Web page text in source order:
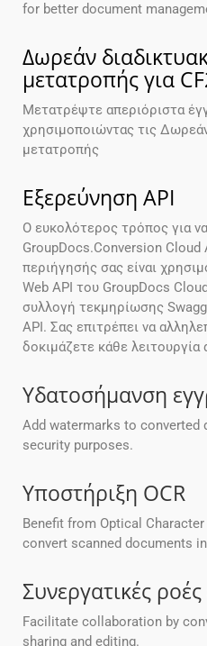
for better document
Δωρεάν
μετατροπής για
Μετατρέψτε απεριόριστα
χρησιμοποιώντας τις
μετατροπής
Εξερεύνηση API
Ο ευκολότερος τρόπος για
GroupDocs.Conversion
περιήγησής σας είναι
Web API του GroupDocs
συλλογή τεκμηρίωσης
API. Σας επιτρέπει να
δοκιμάζετε κάθε
Υδατοσήμανση
Add watermarks to converted
security purposes.
Υποστήριξη OCR
Benefit from Optical
convert scanned documents
Συνεργατικές
Facilitate collaboration by
sharing and editing.